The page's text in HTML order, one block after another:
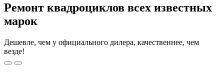
Ремонт квадроциклов всех известных
марок
Дешевле, чем у официального дилера, качественнее, чем
везде!